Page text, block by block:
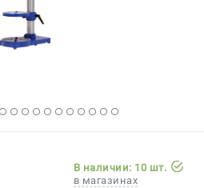
В наличии: 10 шт.
в магазинах